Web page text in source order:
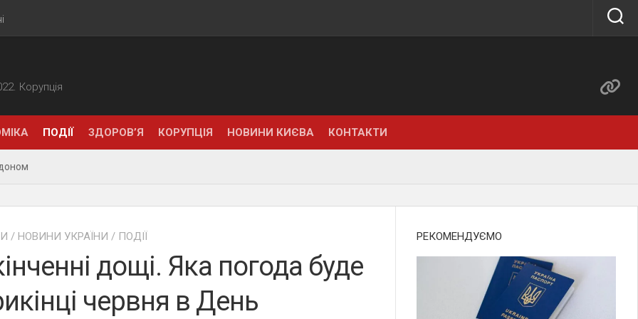
Корупція
ПОДІЇ ЗДОРОВ’Я КОРУПЦІЯ НОВИНИ КИЄВА КОНТАКТИ
/ НОВИНИ УКРАЇНИ / ПОДІЇ
дощі. Яка погода буде
червня в День
РЕКОМЕНДУЄМО